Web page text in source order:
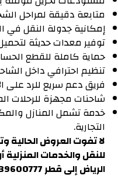
متابعة دقيقة لمراحل
إمكانية جدولة النقل في
توفير معدات حديثة لتحميل
حماية كاملة للقطع
تنظيم احترافي داخل
فريق دعم سريع للرد على
شاحنات مجهزة للرحلات
خدمة تشمل المنازل
التجارية.
لا تفوت العروض
للنقل والخدمات
الرياض إلى قطر 0539600777.